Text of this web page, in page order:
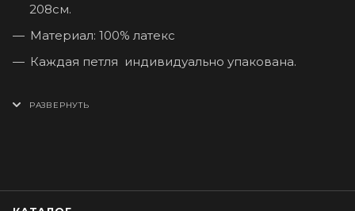
208см.
Материал: 100% латекс
Каждая петля индивидуально упакована.